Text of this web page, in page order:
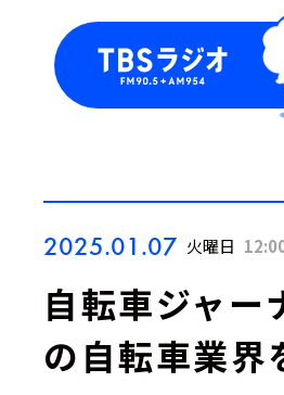
2025.01.07 火曜日
自転車ジャ
の自転車業界